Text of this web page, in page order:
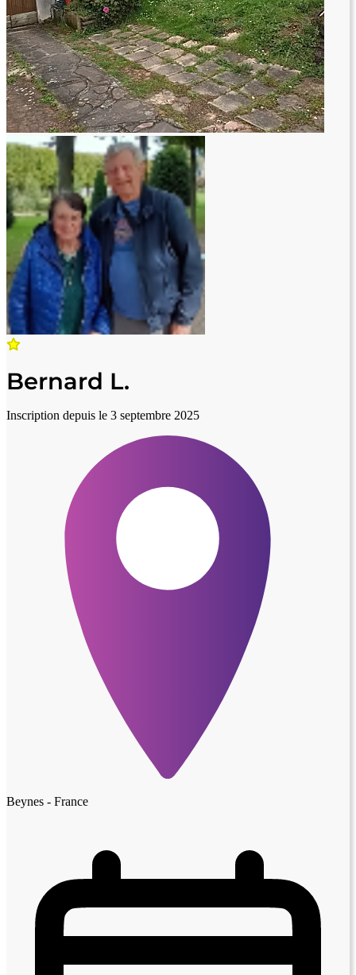
Bernard L.
Inscription depuis le 3 septembre 2025
Beynes - France